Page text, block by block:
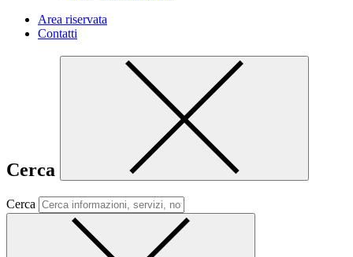
Area riservata
Contatti
Cerca
Cerca